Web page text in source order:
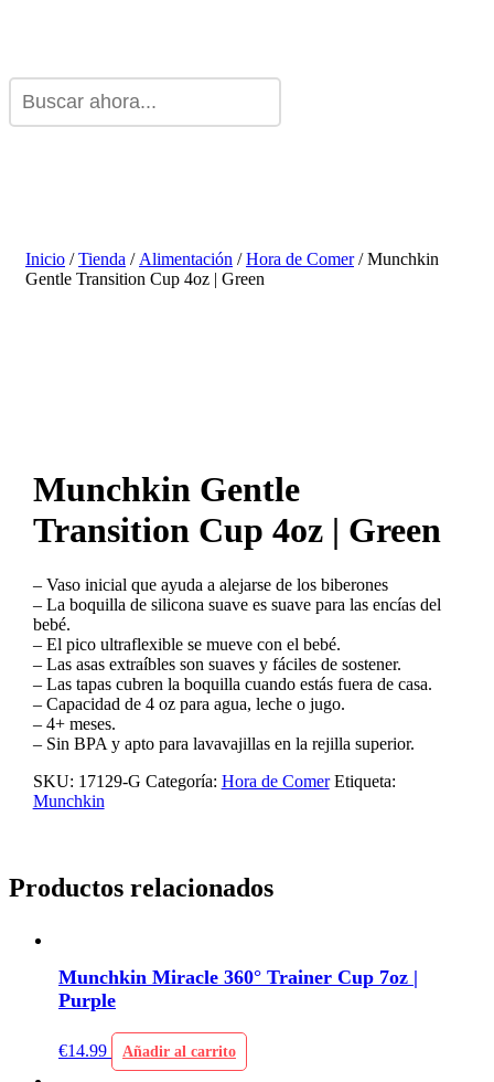
Inicio /Tienda / Alimentación /Hora de Comer/ Munchkin
Gentle Transition Cup 4oz | Green
Munchkin Gentle
Transition Cup 4oz | Green
– Vaso inicial que ayuda a alejarse de los biberones
– La boquilla de silicona suave es suave para las encías del
bebé.
– El pico ultraflexible se mueve con el bebé.
– Las asas extraíbles son suaves y fáciles de sostener.
– Las tapas cubren la boquilla cuando estás fuera de casa.
– Capacidad de 4 oz para agua, leche o jugo.
– 4+ meses.
– Sin BPA y apto para lavavajillas en la rejilla superior.
SKU: 17129-G Categoría: Hora de Comer Etiqueta:
Munchkin
Productos relacionados
Munchkin Miracle 360° Trainer Cup 7oz |
Purple
€14.99 Añadir al carrito